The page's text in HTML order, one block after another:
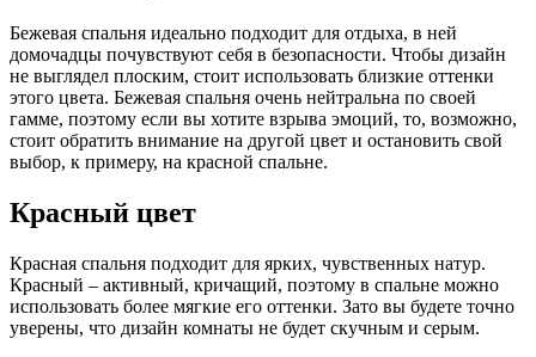
Бежевая спальня идеально подходит для отдыха, в ней
домочадцы почувствуют себя в безопасности. Чтобы дизайн
не выглядел плоским, стоит использовать близкие оттенки
этого цвета. Бежевая спальня очень нейтральна по своей
гамме, поэтому если вы хотите взрыва эмоций, то, возможно,
стоит обратить внимание на другой цвет и остановить свой
выбор, к примеру, на красной спальне.
Красный цвет
Красная спальня подходит для ярких, чувственных натур.
Красный – активный, кричащий, поэтому в спальне можно
использовать более мягкие его оттенки. Зато вы будете точно
уверены, что дизайн комнаты не будет скучным и серым.